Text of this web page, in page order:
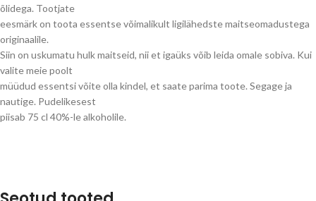
õlidega. Tootjate
eesmärk on toota essentse võimalikult ligilähedste maitseomadustega
originaalile.
Siin on uskumatu hulk maitseid, nii et igaüks võib leida omale sobiva. Kui
valite meie poolt
müüdud essentsi võite olla kindel, et saate parima toote. Segage ja
nautige. Pudelikesest
piisab 75 cl 40%-le alkoholile.